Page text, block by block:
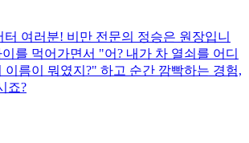
여러분! 비만 전문의 정승은 원장입니
를 먹어가면서 "어? 내가 차 열쇠를 어디
이름이 뭐였지?" 하고 순간 깜빡하는 경험,
죠?